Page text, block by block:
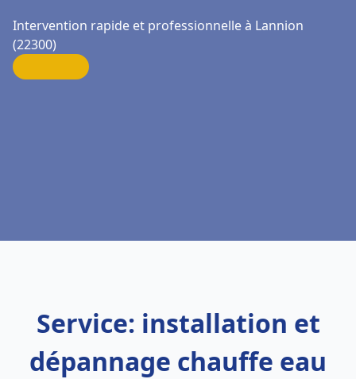
Intervention rapide et professionnelle à Lannion
(22300)
Service: installation et
dépannage chauffe eau